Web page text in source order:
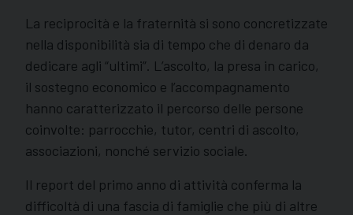
La reciprocità e la fraternità si sono concretizzate
nella disponibilità sia di tempo che di denaro da
dedicare agli “ultimi”. L’ascolto, la presa in carico,
il sostegno economico e l’accompagnamento
hanno caratterizzato il percorso delle persone
coinvolte: parrocchie, tutor, centri di ascolto,
associazioni, nonché servizio sociale.
Il report del primo anno di attività conferma la
difficoltà di una fascia di famiglie che più di altre